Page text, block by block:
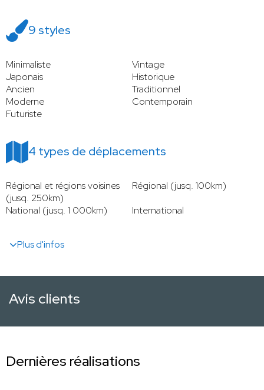
9 styles
Minimaliste
Vintage
Japonais
Historique
Ancien
Traditionnel
Moderne
Contemporain
Futuriste
4 types de déplacements
Régional et régions voisines
(jusq. 250km)
Régional (jusq. 100km)
National (jusq. 1 000km)
International
Plus d'infos
Avis clients
Dernières réalisations